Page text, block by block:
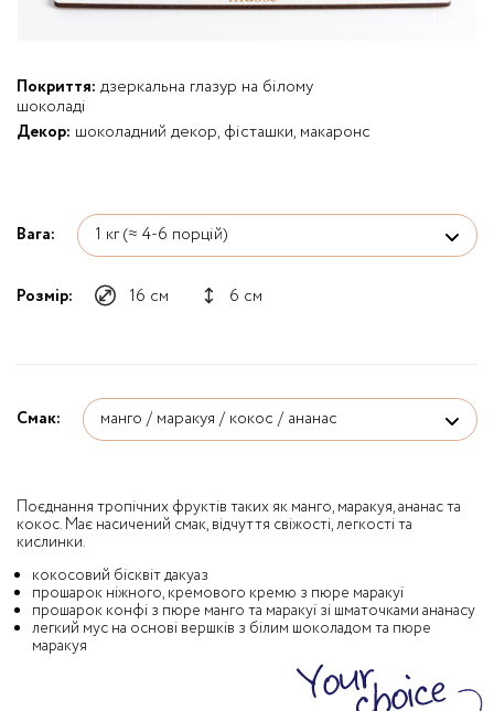
Покриття: дзеркальна глазур на білому
шоколаді
Декор: шоколадний декор, фісташки, макаронс
Вага:
Розмір: 16 см 6 см
Смак:
Поєднання тропічних фруктів таких як манго, маракуя, ананас та
кокос. Має насичений смак, відчуття свіжості, легкості та
кислинки.
кокосовий бісквіт дакуаз
прошарок ніжного, кремового кремю з пюре маракуї
прошарок конфі з пюре манго та маракуї зі шматочками ананасу
легкий мус на основі вершків з білим шоколадом та пюре
маракуя